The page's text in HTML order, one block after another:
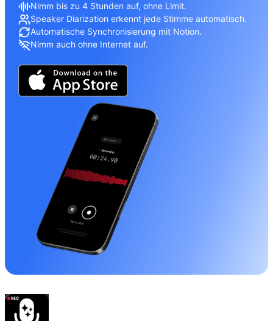
Nimm bis zu 4 Stunden auf, ohne Limit.
Speaker Diarization erkennt jede Stimme automatisch.
Automatische Synchronisierung mit Notion.
Nimm auch ohne Internet auf.